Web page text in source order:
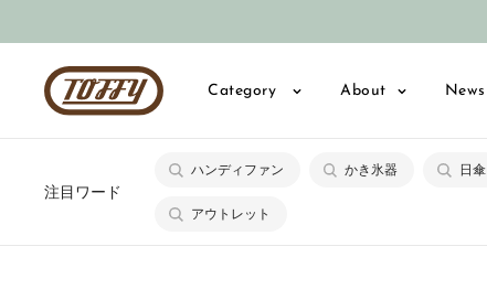
ン
Toffy
公
ン
Category About News
注目ワード
ハンディファン かき氷器 日傘
アウトレット